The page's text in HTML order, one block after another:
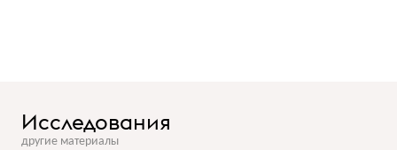
Исследования
другие материалы